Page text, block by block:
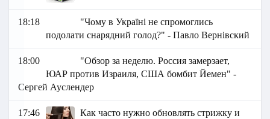
18:18
"Чому в Україні не спромоглись
подолати снарядний голод?" - Павло Вернівский
18:00
"Обзор за неделю. Россия замерзает,
ЮАР против Израиля, США бомбит Йемен" -
Сергей Ауслендер
17:46
Как часто нужно обновлять стрижку и